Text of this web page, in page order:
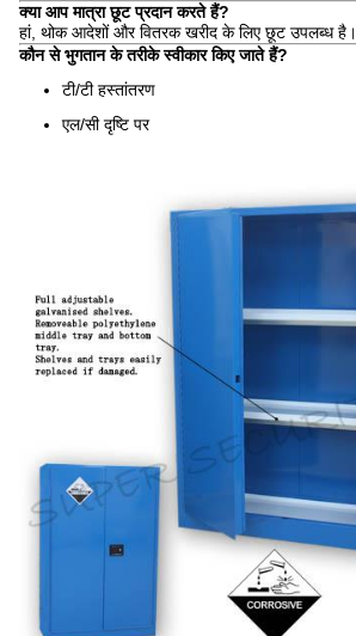
क्या आप मात्रा छूट प्रदान करते हैं?
हां, थोक आदेशों और वितरक खरीद के लिए छूट उपलब्ध है।
कौन से भुगतान के तरीके स्वीकार किए जाते हैं?
टी/टी हस्तांतरण
एल/सी दृष्टि पर